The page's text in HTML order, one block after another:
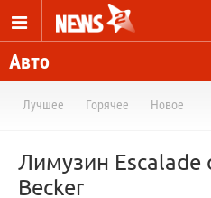
Авто
Лучшее Горячее Новое
Лимузин Escalade
Becker